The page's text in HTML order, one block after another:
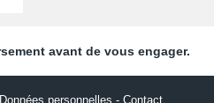
avant de vous engager.
Données personnelles - Contact